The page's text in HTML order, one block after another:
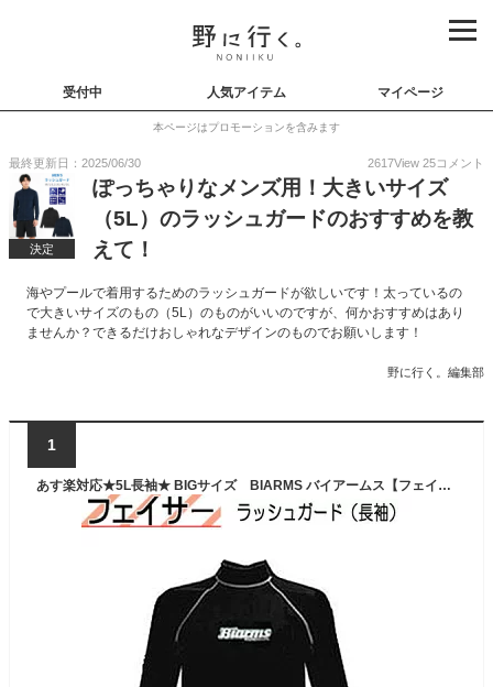
受付中 人気アイテム マイページ
本ページはプロモーションを含みます
最終更新日：2025/06/30 2617View 25コメント
決定
ぽっちゃりなメンズ用！大きいサイズ
（5L）のラッシュガードのおすすめを教
えて！
海やプールで着用するためのラッシュガードが欲しいです！太っているの
で大きいサイズのもの（5L）のものがいいのですが、何かおすすめはあり
ませんか？できるだけおしゃれなデザインのものでお願いします！
野に行く。編集部
1
あす楽対応★5L長袖★ BIGサイズ BIARMS バイアームス【フェイサー】メンズ ラッシュガード長袖UVカット 水着 インナー プール